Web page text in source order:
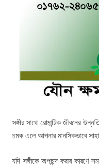
সঙ্গীর সাথে রোমান্টিক জীবনের
চমক এলে আপনার মানসিকভাবে
যদি সঙ্গীকে অপছন্দ করার কারণে